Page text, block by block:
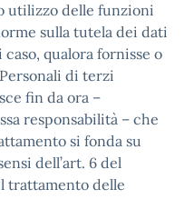
utilizzo delle funzioni
sulla tutela dei dati
qualora fornisse o
di terzi
fin da ora –
responsabilità – che
si fonda su
dell’art. 6 del
trattamento delle